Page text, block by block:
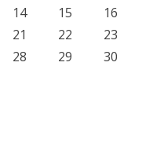
14 15
16
21 22
23
28 29
30